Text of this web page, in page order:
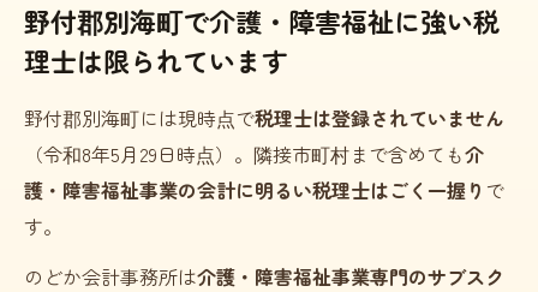
野付郡別海町で介護・障害福祉に強い税
理士は限られています
野付郡別海町には現時点で税理士は登録されていません
（令和8年5月29日時点）。隣接市町村まで含めても介
護・障害福祉事業の会計に明るい税理士はごく一握り で
す。
のどか会計事務所は介護・障害福祉事業専門のサブスク